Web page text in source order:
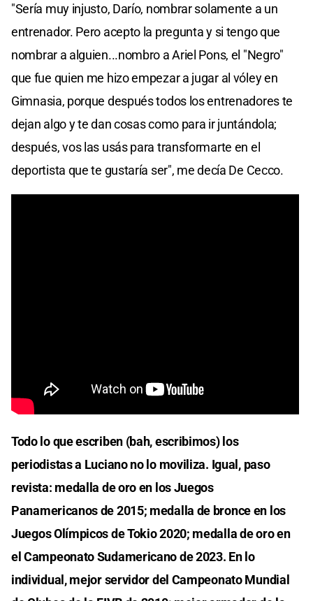
"Sería muy injusto, Darío, nombrar solamente a un
entrenador. Pero acepto la pregunta y si tengo que
nombrar a alguien...nombro a Ariel Pons, el "Negro"
que fue quien me hizo empezar a jugar al vóley en
Gimnasia, porque después todos los entrenadores te
dejan algo y te dan cosas como para ir juntándola;
después, vos las usás para transformarte en el
deportista que te gustaría ser", me decía De Cecco.
Todo lo que escriben (bah, escribimos) los
periodistas a Luciano no lo moviliza. Igual, paso
revista: medalla de oro en los Juegos
Panamericanos de 2015; medalla de bronce en los
Juegos Olímpicos de Tokio 2020; medalla de oro en
el Campeonato Sudamericano de 2023. En lo
individual, mejor servidor del Campeonato Mundial